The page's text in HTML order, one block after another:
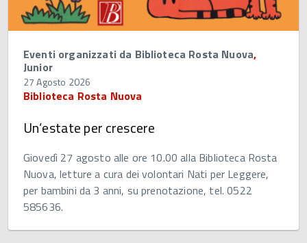
Eventi organizzati da Biblioteca Rosta Nuova,
Junior
27 Agosto 2026
Biblioteca Rosta Nuova
Un’estate per crescere
Giovedì 27 agosto alle ore 10.00 alla Biblioteca Rosta
Nuova, letture a cura dei volontari Nati per Leggere,
per bambini da 3 anni, su prenotazione, tel. 0522
585636.